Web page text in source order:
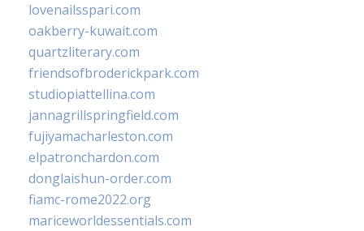
lovenailsspari.com
oakberry-kuwait.com
quartzliterary.com
friendsofbroderickpark.com
studiopiattellina.com
jannagrillspringfield.com
fujiyamacharleston.com
elpatronchardon.com
donglaishun-order.com
fiamc-rome2022.org
mariceworldessentials.com